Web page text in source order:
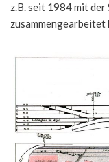
z.B. seit 1984 mit der
zusammengearbeitet